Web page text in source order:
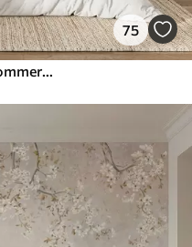
75
Akvarel med vilde blomster og sommerfugle